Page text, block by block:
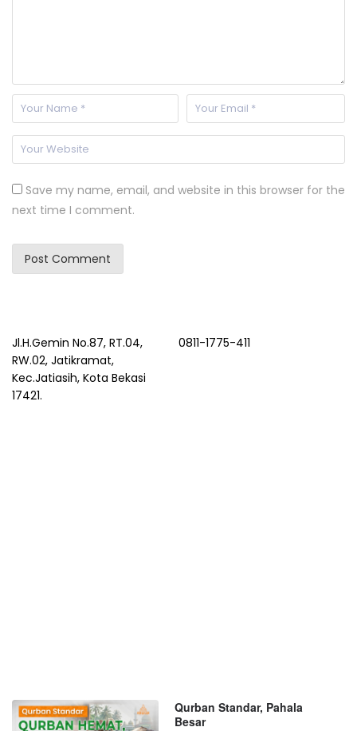
Save my name, email, and website in this browser for the
next time I comment.
Jl.H.Gemin No.87, RT.04,
RW.02, Jatikramat,
Kec.Jatiasih, Kota Bekasi
17421.
0811-1775-411
Qurban Standar, Pahala
Besar